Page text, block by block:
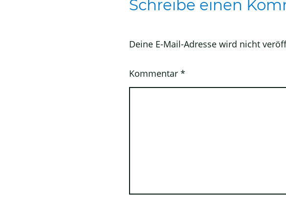
Schreibe einen
Deine E-Mail-Adresse wird nicht
Kommentar *